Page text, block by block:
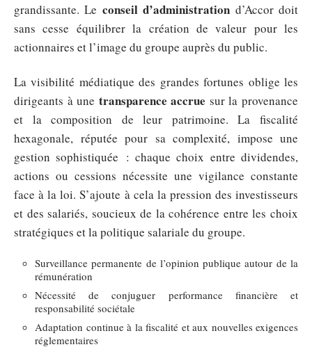
grandissante. Le conseil d’administration d’Accor doit
sans cesse équilibrer la création de valeur pour les
actionnaires et l’image du groupe auprès du public.
La visibilité médiatique des grandes fortunes oblige les
dirigeants à une transparence accrue sur la provenance
et la composition de leur patrimoine. La fiscalité
hexagonale, réputée pour sa complexité, impose une
gestion sophistiquée : chaque choix entre dividendes,
actions ou cessions nécessite une vigilance constante
face à la loi. S’ajoute à cela la pression des investisseurs
et des salariés, soucieux de la cohérence entre les choix
stratégiques et la politique salariale du groupe.
Surveillance permanente de l’opinion publique autour de la
rémunération
Nécessité de conjuguer performance financière et
responsabilité sociétale
Adaptation continue à la fiscalité et aux nouvelles exigences
réglementaires